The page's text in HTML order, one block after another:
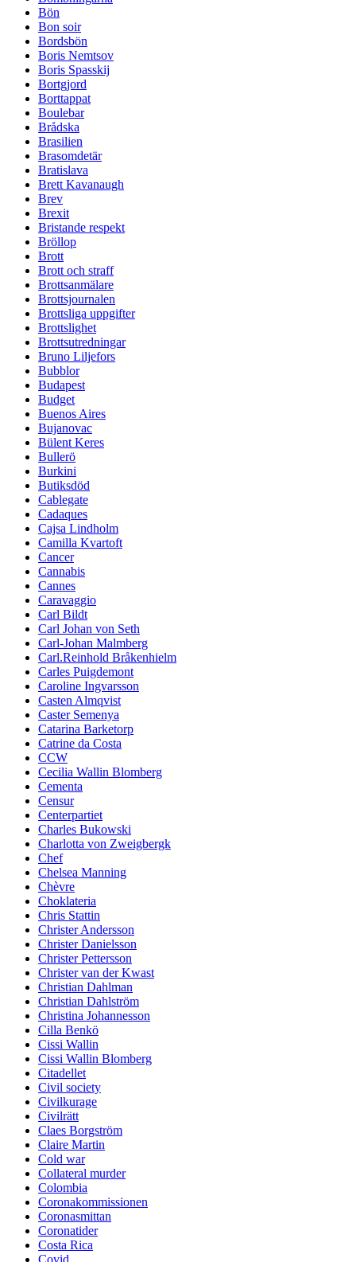
Bön
Bon soir
Bordsbön
Boris Nemtsov
Boris Spasskij
Bortgjord
Borttappat
Boulebar
Brådska
Brasilien
Brasomdetär
Bratislava
Brett Kavanaugh
Brev
Brexit
Bristande respekt
Bröllop
Brott
Brott och straff
Brottsanmälare
Brottsjournalen
Brottsliga uppgifter
Brottslighet
Brottsutredningar
Bruno Liljefors
Bubblor
Budapest
Budget
Buenos Aires
Bujanovac
Bülent Keres
Bullerö
Burkini
Butiksdöd
Cablegate
Cadaques
Cajsa Lindholm
Camilla Kvartoft
Cancer
Cannabis
Cannes
Caravaggio
Carl Bildt
Carl Johan von Seth
Carl-Johan Malmberg
Carl.Reinhold Bråkenhielm
Carles Puigdemont
Caroline Ingvarsson
Casten Almqvist
Caster Semenya
Catarina Barketorp
Catrine da Costa
CCW
Cecilia Wallin Blomberg
Cementa
Censur
Centerpartiet
Charles Bukowski
Charlotta von Zweigbergk
Chef
Chelsea Manning
Chèvre
Choklateria
Chris Stattin
Christer Andersson
Christer Danielsson
Christer Pettersson
Christer van der Kwast
Christian Dahlman
Christian Dahlström
Christina Johannesson
Cilla Benkö
Cissi Wallin
Cissi Wallin Blomberg
Citadellet
Civil society
Civilkurage
Civilrätt
Claes Borgström
Claire Martin
Cold war
Collateral murder
Colombia
Coronakommissionen
Coronasmittan
Coronatider
Costa Rica
Covid